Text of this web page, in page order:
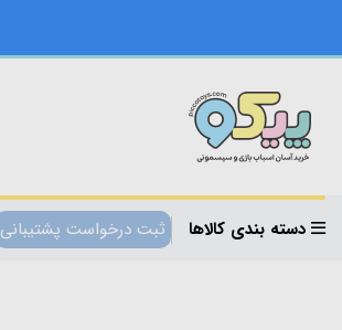
دسته بندی کالاها ثبت درخواست پشتیبانی